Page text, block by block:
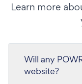
Learn more
Will any
website?